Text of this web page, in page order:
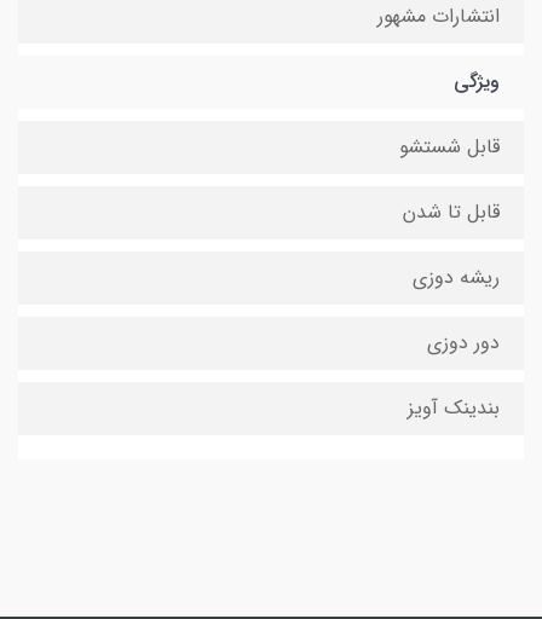
انتشارات مشهور
ویژگی
قابل شستشو
قابل تا شدن
ریشه دوزی
دور دوزی
بندینک آویز